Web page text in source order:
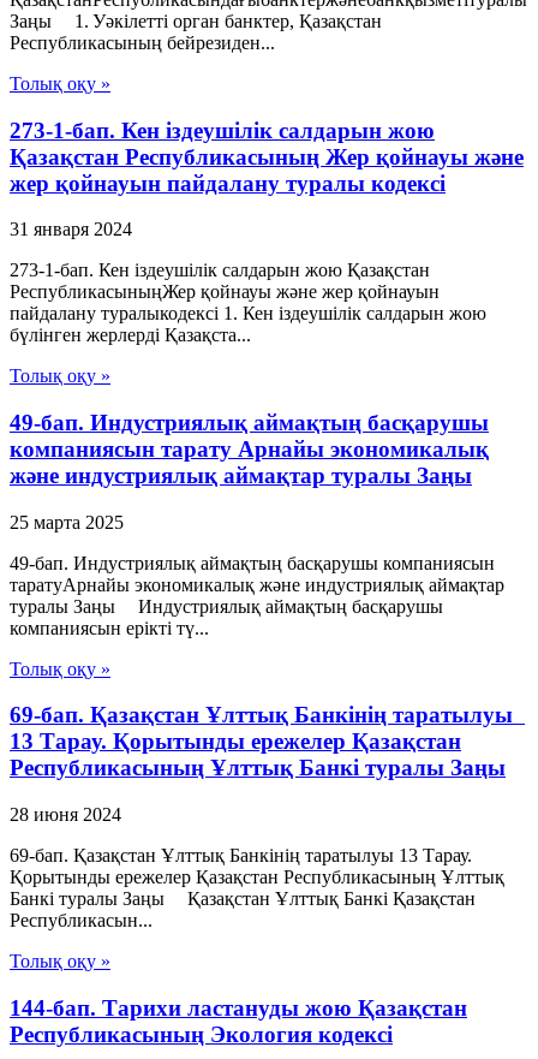
Заңы 1. Уәкілетті орган банктер, Қазақстан
Республикасының бейрезиден...
Толық оқу »
273-1-бап. Кен іздеушілік салдарын жою
Қазақстан Республикасының Жер қойнауы және
жер қойнауын пайдалану туралы кодексі
31 января 2024
273-1-бап. Кен іздеушілік салдарын жою Қазақстан
РеспубликасыныңЖер қойнауы және жер қойнауын
пайдалану туралыкодексі 1. Кен іздеушілік салдарын жою
бүлінген жерлерді Қазақста...
Толық оқу »
49-бап. Индустриялық аймақтың басқарушы
компаниясын тарату Арнайы экономикалық
және индустриялық аймақтар туралы Заңы
25 марта 2025
49-бап. Индустриялық аймақтың басқарушы компаниясын
таратуАрнайы экономикалық және индустриялық аймақтар
туралы Заңы Индустриялық аймақтың басқарушы
компаниясын ерікті тү...
Толық оқу »
69-бап. Қазақстан Ұлттық Банкiнiң таратылуы
13 Тарау. Қорытынды ережелер Қазақстан
Республикасының Ұлттық Банкі туралы Заңы
28 июня 2024
69-бап. Қазақстан Ұлттық Банкiнiң таратылуы 13 Тарау.
Қорытынды ережелер Қазақстан Республикасының Ұлттық
Банкі туралы Заңы Қазақстан Ұлттық Банкi Қазақстан
Республикасын...
Толық оқу »
144-бап. Тарихи ластануды жою Қазақстан
Республикасының Экология кодексі